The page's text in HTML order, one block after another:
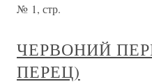
№ 1, стр.
ЧЕРВОНИЙ
ПЕРЕЦ)